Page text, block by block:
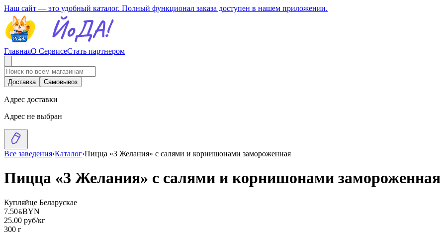
Наш сайт — это удобный каталог. Полный функционал заказа доступен в нашем приложении.
ГлавнаяО СервисеСтать партнером
Доставка Самовывоз
Адрес доставки
Адрес не выбран
Все заведения›Каталог›Пицца «3 Желания» с салями и корнишонами замороженная
Пицца «3 Желания» с салями и корнишонами замороженная
Купляйце Беларускае
7.50BYNBYN
25.00 руб/кг
300 г